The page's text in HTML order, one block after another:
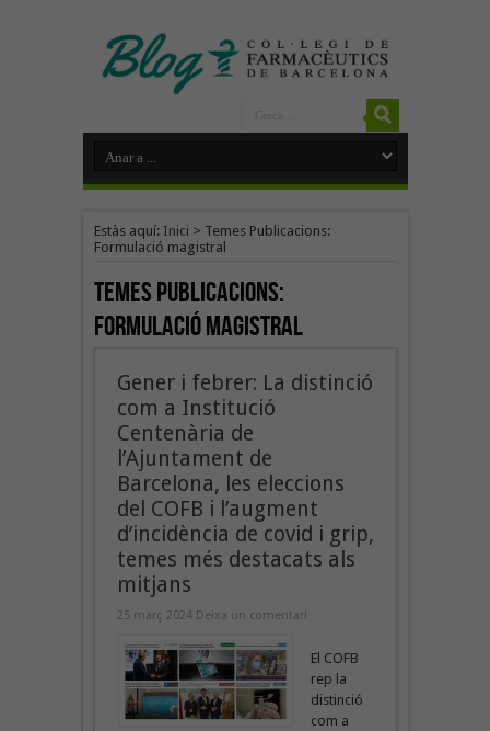
Estàs aquí: Inici > Temes Publicacions:
Formulació magistral
Temes Publicacions:
Formulació magistral
Gener i febrer: La distinció
com a Institució
Centenària de
l’Ajuntament de
Barcelona, les eleccions
del COFB i l’augment
d’incidència de covid i grip,
temes més destacats als
mitjans
25 març 2024 Deixa un comentari
El COFB
rep la
distinció
com a